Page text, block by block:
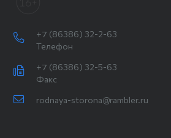
+7 (86386) 32-2-63
Телефон
+7 (86386) 32-5-63
Факс
rodnaya-storona@rambler.ru